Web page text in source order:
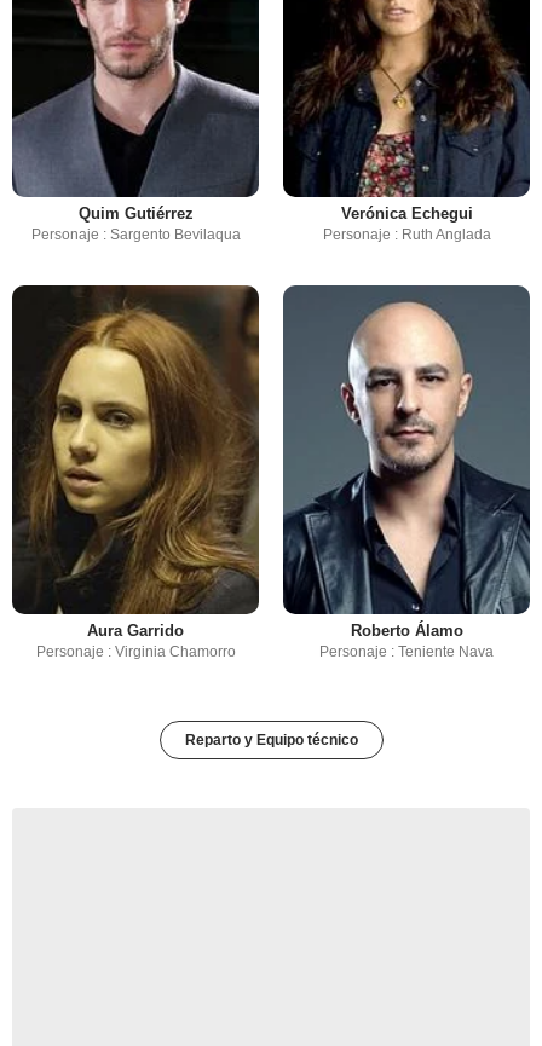
Quim Gutiérrez
Personaje : Sargento Bevilaqua
Verónica Echegui
Personaje : Ruth Anglada
Aura Garrido
Personaje : Virginia Chamorro
Roberto Álamo
Personaje : Teniente Nava
Reparto y Equipo técnico